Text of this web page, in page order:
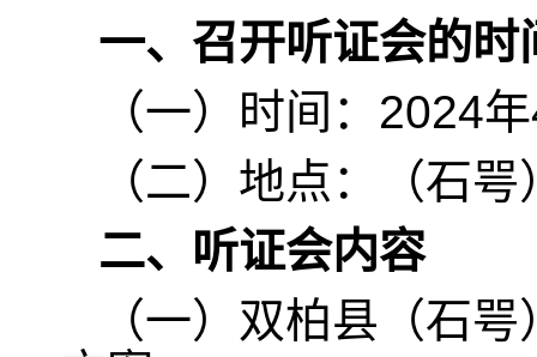
一、召开听证会的时
（一）时间：2024
（二）地点：（石
二、听证会内容
（一）双柏县（石